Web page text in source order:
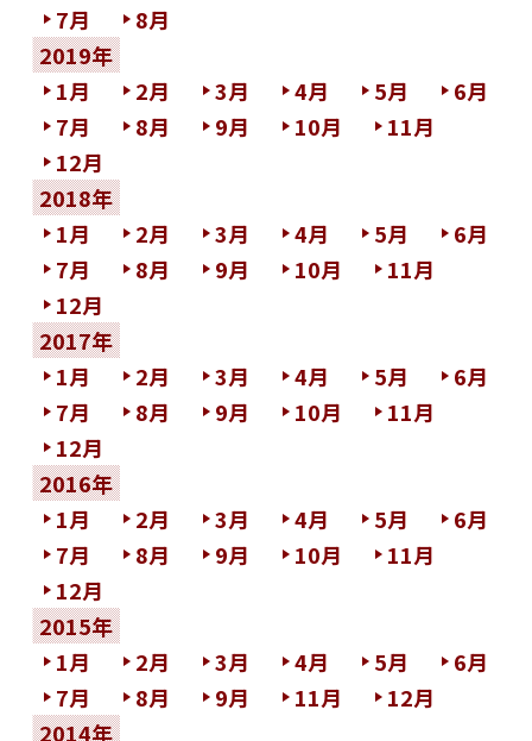
7月
8月
2019年
1月
2月 3月 4月 5月
6月
7月
8月 9月 10月
11月
12月
2018年
1月
2月 3月 4月 5月
6月
7月
8月 9月 10月
11月
12月
2017年
1月
2月 3月 4月 5月
6月
7月
8月 9月 10月
11月
12月
2016年
1月
2月 3月 4月 5月
6月
7月
8月 9月 10月
11月
12月
2015年
1月
2月 3月 4月 5月
6月
7月
8月 9月 11月
12月
2014年